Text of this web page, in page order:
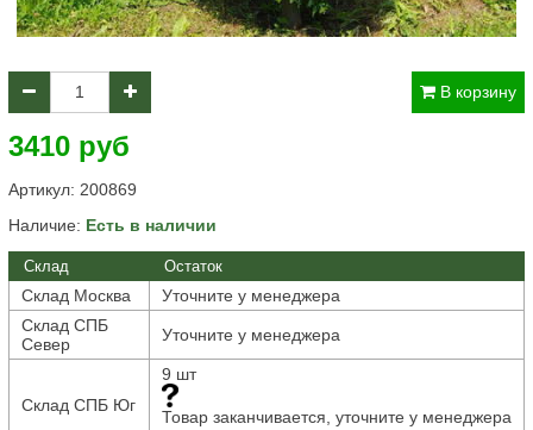
В корзину
3410 руб
Артикул: 200869
Наличие: Есть в наличии
Склад Остаток
Склад Москва
Уточните у менеджера
Склад СПБ
Север
Уточните у менеджера
Склад СПБ Юг
9 шт
Товар заканчивается, уточните у менеджера